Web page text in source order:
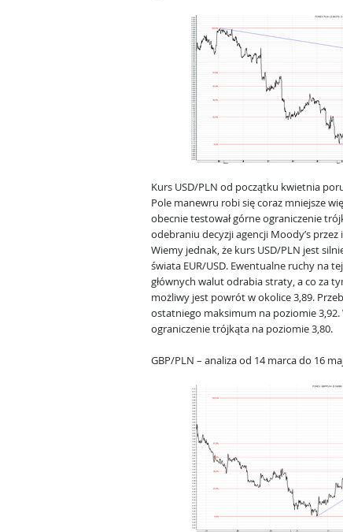
Kurs USD/PLN od początku kwietnia
Pole manewru robi się coraz mniejsze
obecnie testował górne ograniczenie
odebraniu decyzji agencji Moody’s
Wiemy jednak, że kurs USD/PLN jest
świata EUR/USD. Ewentualne ruchy na
głównych walut odrabia straty, a co za
możliwy jest powrót w okolice 3,89.
ostatniego maksimum na poziomie
ograniczenie trójkąta na poziomie 3,80.
GBP/PLN – analiza od 14 marca do 16